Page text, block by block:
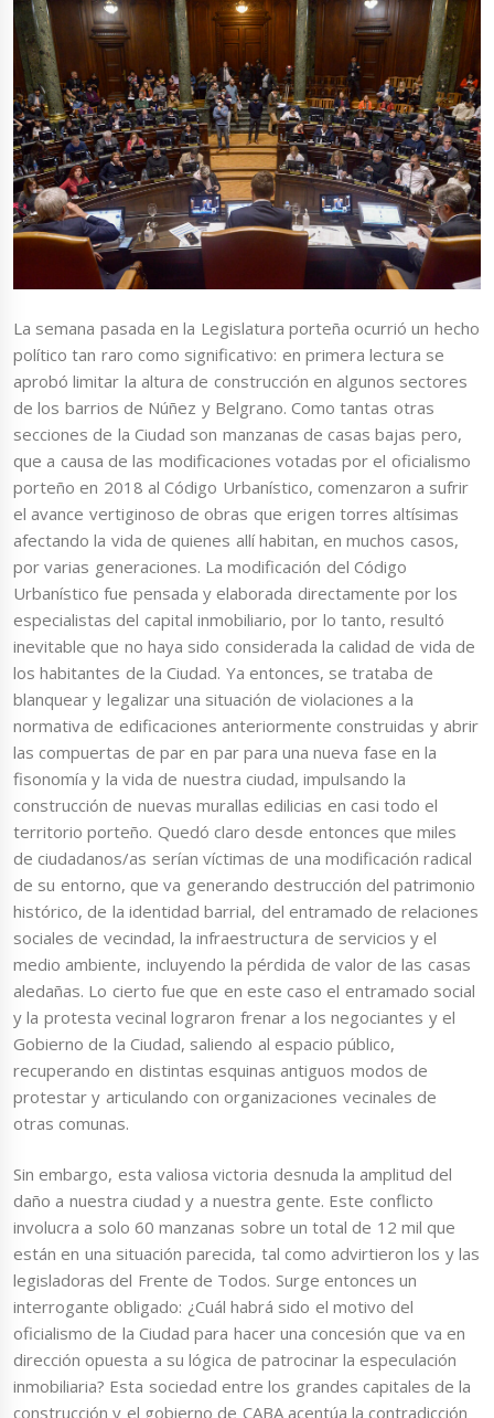
La semana pasada en la Legislatura porteña ocurrió un hecho
político tan raro como significativo: en primera lectura se
aprobó limitar la altura de construcción en algunos sectores
de los barrios de Núñez y Belgrano. Como tantas otras
secciones de la Ciudad son manzanas de casas bajas pero,
que a causa de las modificaciones votadas por el oficialismo
porteño en 2018 al Código Urbanístico, comenzaron a sufrir
el avance vertiginoso de obras que erigen torres altísimas
afectando la vida de quienes allí habitan, en muchos casos,
por varias generaciones. La modificación del Código
Urbanístico fue pensada y elaborada directamente por los
especialistas del capital inmobiliario, por lo tanto, resultó
inevitable que no haya sido considerada la calidad de vida de
los habitantes de la Ciudad. Ya entonces, se trataba de
blanquear y legalizar una situación de violaciones a la
normativa de edificaciones anteriormente construidas y abrir
las compuertas de par en par para una nueva fase en la
fisonomía y la vida de nuestra ciudad, impulsando la
construcción de nuevas murallas edilicias en casi todo el
territorio porteño. Quedó claro desde entonces que miles
de ciudadanos/as serían víctimas de una modificación radical
de su entorno, que va generando destrucción del patrimonio
histórico, de la identidad barrial, del entramado de relaciones
sociales de vecindad, la infraestructura de servicios y el
medio ambiente, incluyendo la pérdida de valor de las casas
aledañas. Lo cierto fue que en este caso el entramado social
y la protesta vecinal lograron frenar a los negociantes y el
Gobierno de la Ciudad, saliendo al espacio público,
recuperando en distintas esquinas antiguos modos de
protestar y articulando con organizaciones vecinales de
otras comunas.
Sin embargo, esta valiosa victoria desnuda la amplitud del
daño a nuestra ciudad y a nuestra gente. Este conflicto
involucra a solo 60 manzanas sobre un total de 12 mil que
están en una situación parecida, tal como advirtieron los y las
legisladoras del Frente de Todos. Surge entonces un
interrogante obligado: ¿Cuál habrá sido el motivo del
oficialismo de la Ciudad para hacer una concesión que va en
dirección opuesta a su lógica de patrocinar la especulación
inmobiliaria? Esta sociedad entre los grandes capitales de la
construcción y el gobierno de CABA acentúa la contradicción